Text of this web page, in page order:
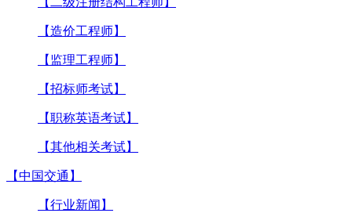
【造价工程师】
【监理工程师】
【招标师考试】
【职称英语考试】
【其他相关考试】
【中国交通】
【行业新闻】